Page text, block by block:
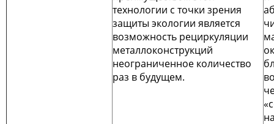
технологии с точки зрения
защиты экологии является
возможность рециркуляции
металлоконструкций
неограниченное количество
раз в будущем.